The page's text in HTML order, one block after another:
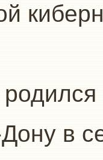
Дону в